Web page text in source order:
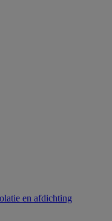
en afdichting